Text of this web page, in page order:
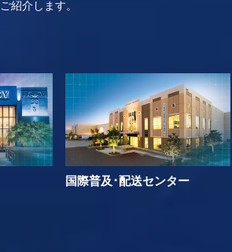
紹介します。
国際普及･配送センター